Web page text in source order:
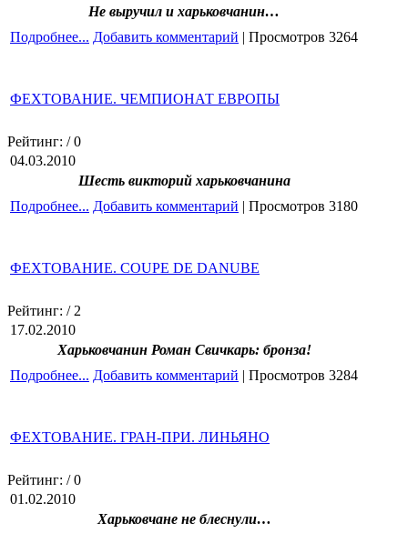
Не выручил и харьковчанин…
Подробнее... Добавить комментарий | Просмотров 3264
ФЕХТОВАНИЕ. ЧЕМПИОНАТ ЕВРОПЫ
Рейтинг: / 0
04.03.2010
Шесть викторий харьковчанина
Подробнее... Добавить комментарий | Просмотров 3180
ФЕХТОВАНИЕ. COUPE DE DANUBE
Рейтинг: / 2
17.02.2010
Харьковчанин Роман Свичкарь: бронза!
Подробнее... Добавить комментарий | Просмотров 3284
ФЕХТОВАНИЕ. ГРАН-ПРИ. ЛИНЬЯНО
Рейтинг: / 0
01.02.2010
Харьковчане не блеснули…